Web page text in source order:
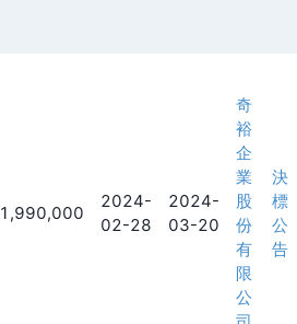
1,990,000
2024-
02-28
2024-
03-20
奇
裕
企
業
股
份
有
限
公
決
標
公
告